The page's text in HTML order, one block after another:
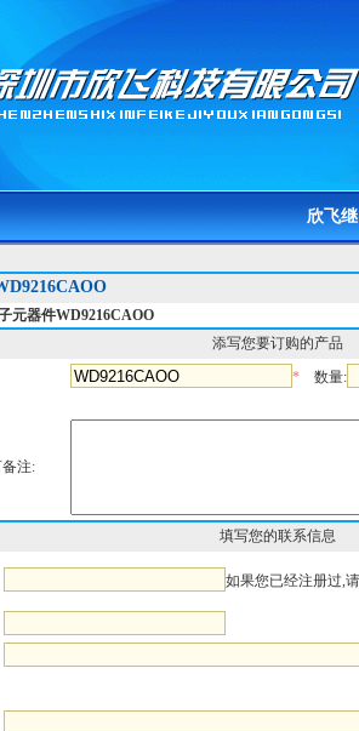
欣飞
元器件WD9216CAOO
添写您要订购的产品
* 数量:
注:
填写您的联系信息
如果您已经注册过,